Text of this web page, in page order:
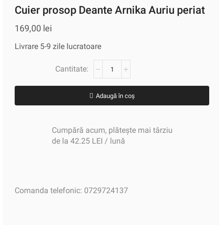
Cuier prosop Deante Arnika Auriu periat
169,00 lei
Livrare 5-9 zile lucratoare
Adaugă în coș
Cumpără acum, plătește mai târziu
de la 42.25 LEI / lună
Comanda telefonic: 0729724137